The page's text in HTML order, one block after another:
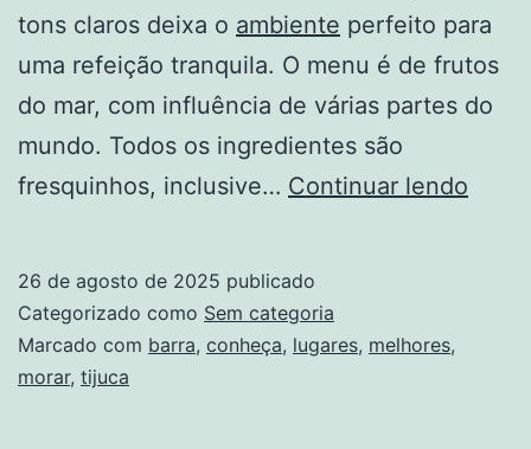
tons claros deixa o ambiente perfeito para
uma refeição tranquila. O menu é de frutos
do mar, com influência de várias partes do
mundo. Todos os ingredientes são
fresquinhos, inclusive… Continuar lendo
26 de agosto de 2025 publicado
Categorizado como Sem categoria
Marcado com barra, conheça, lugares, melhores,
morar, tijuca